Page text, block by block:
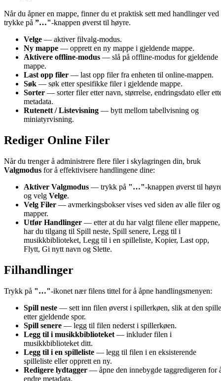
Når du åpner en mappe, finner du et praktisk sett med handlinger ved
trykke på ”…"-knappen øverst til høyre.
Velge — aktiver filvalg-modus.
Ny mappe — opprett en ny mappe i gjeldende mappe.
Aktivere offline-modus — slå på offline-modus for gjeldende
mappe.
Last opp filer — last opp filer fra enheten til online-mappen.
Søk — søk etter spesifikke filer i gjeldende mappe.
Sorter — sorter filer etter navn, størrelse, endringsdato eller
metadata.
Rutenett / Listevisning — bytt mellom tabellvisning og
miniatyrvisning.
Rediger Online Filer
Når du trenger å administrere flere filer i skylagringen din, bruk
Valgmodus for å effektivisere handlingene dine:
Aktiver Valgmodus — trykk på "…"-knappen øverst til
og velg Velge.
Velg Filer — avmerkingsbokser vises ved siden av alle filer og
mapper.
Utfør Handlinger — etter at du har valgt filene eller mappene,
har du tilgang til Spill neste, Spill senere, Legg til i
musikkbiblioteket, Legg til i en spilleliste, Kopier, Last opp,
Flytt, Gi nytt navn og Slette.
Filhandlinger
Trykk på "…"-ikonet nær filens tittel for å åpne handlingsmenyen:
Spill neste — sett inn filen øverst i spillerkøen, slik at den
etter gjeldende spor.
Spill senere — legg til filen nederst i spillerkøen.
Legg til i musikkbiblioteket — inkluder filen i
musikkbiblioteket ditt.
Legg til i en spilleliste — legg til filen i en eksisterende
spilleliste eller opprett en ny.
Redigere lydtagger — åpne den innebygde taggredigeren for
endre metadata.